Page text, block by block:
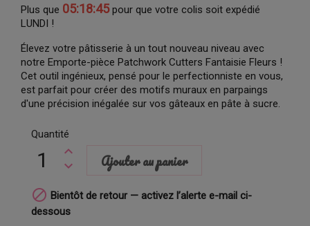
Plus que 05:18:44pour que votre colis soit expédié
LUNDI !
Élevez votre pâtisserie à un tout nouveau niveau avec
notre Emporte-pièce Patchwork Cutters Fantaisie Fleurs !
Cet outil ingénieux, pensé pour le perfectionniste en vous,
est parfait pour créer des motifs muraux en parpaings
d'une précision inégalée sur vos gâteaux en pâte à sucre.
Quantité
Ajouter au panier
 Bientôt de retour — activez l’alerte e-mail ci-
dessous